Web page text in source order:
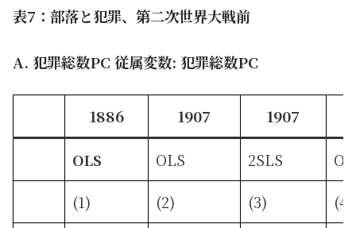
表7：部落と犯罪、第二次世界大戦前
A. 犯罪総数PC 従属変数: 犯罪総数PC
1886 1907 1907
OLS OLS 2SLS
(1) (2) (3) (4)